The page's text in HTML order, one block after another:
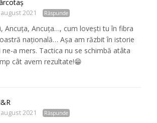
2021 Răspunde
Ancuţa, Ancuţa…, cum loveşti tu în fibra
naţională… Aşa am răzbit în istorie
ne-a mers. Tactica nu se schimbă atâta
cât avem rezultate!😁
2021 Răspunde